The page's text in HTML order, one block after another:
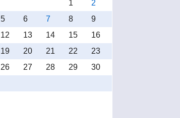
1
2
5 6 7 8
9
12 13 14 15
16
19 20 21 22
23
26 27 28 29
30